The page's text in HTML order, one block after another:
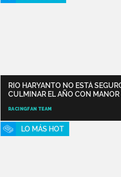
RIO HARYANTO NO ESTÁ
CULMINAR EL AÑO CON MANOR
RACINGFAN TEAM
LO MÁS HOT